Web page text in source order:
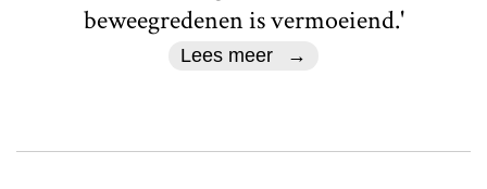
beweegredenen is vermoeiend.'
Lees meer